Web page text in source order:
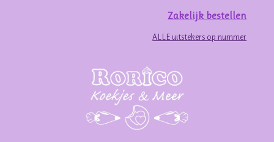
Zakelijk bestellen
ALLE uitstekers op nummer